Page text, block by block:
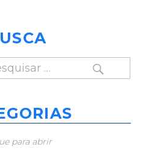
PESQUISAR
para abrir